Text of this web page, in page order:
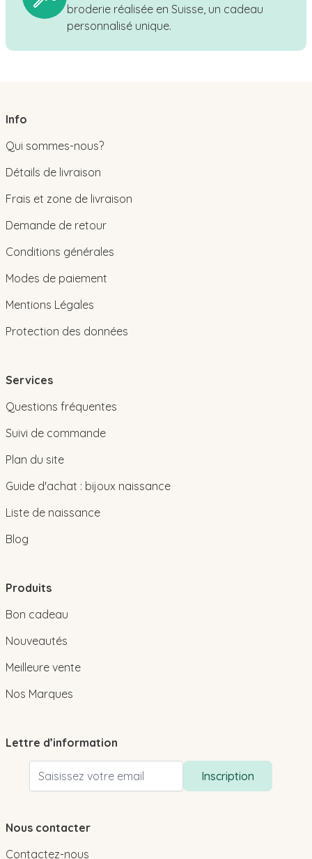
broderie réalisée en Suisse, un cadeau
personnalisé unique.
Info
Qui sommes-nous?
Détails de livraison
Frais et zone de livraison
Demande de retour
Conditions générales
Modes de paiement
Mentions Légales
Protection des données
Services
Questions fréquentes
Suivi de commande
Plan du site
Guide d'achat : bijoux naissance
Liste de naissance
Blog
Produits
Bon cadeau
Nouveautés
Meilleure vente
Nos Marques
Lettre d’information
Adresse email
Inscription
Nous contacter
Contactez-nous